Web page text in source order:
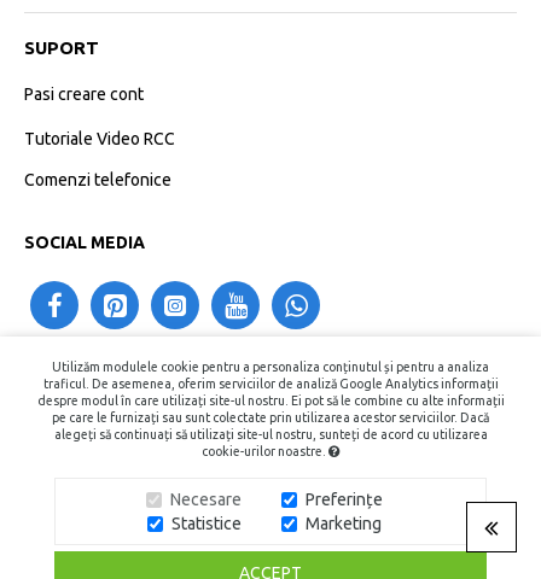
Utilizăm modulele cookie pentru a personaliza conținutul și pentru a analiza
traficul. De asemenea, oferim serviciilor de analiză Google Analytics informații
despre modul în care utilizați site-ul nostru. Ei pot să le combine cu alte informații
pe care le furnizați sau sunt colectate prin utilizarea acestor serviciilor. Dacă
alegeți să continuați să utilizați site-ul nostru, sunteți de acord cu utilizarea
cookie-urilor noastre.
Necesare
Preferințe
Statistice
Marketing
ACCEPT
SUPORT
Pasi creare cont
Tutoriale Video RCC
Comenzi telefonice
SOCIAL MEDIA
contact@recipientecosmetice.ro
+40730575557
Copyright © 2015 - 2026, Recipiente Cosmetice. Toate Drepturile
FILTRARE PRODUSE